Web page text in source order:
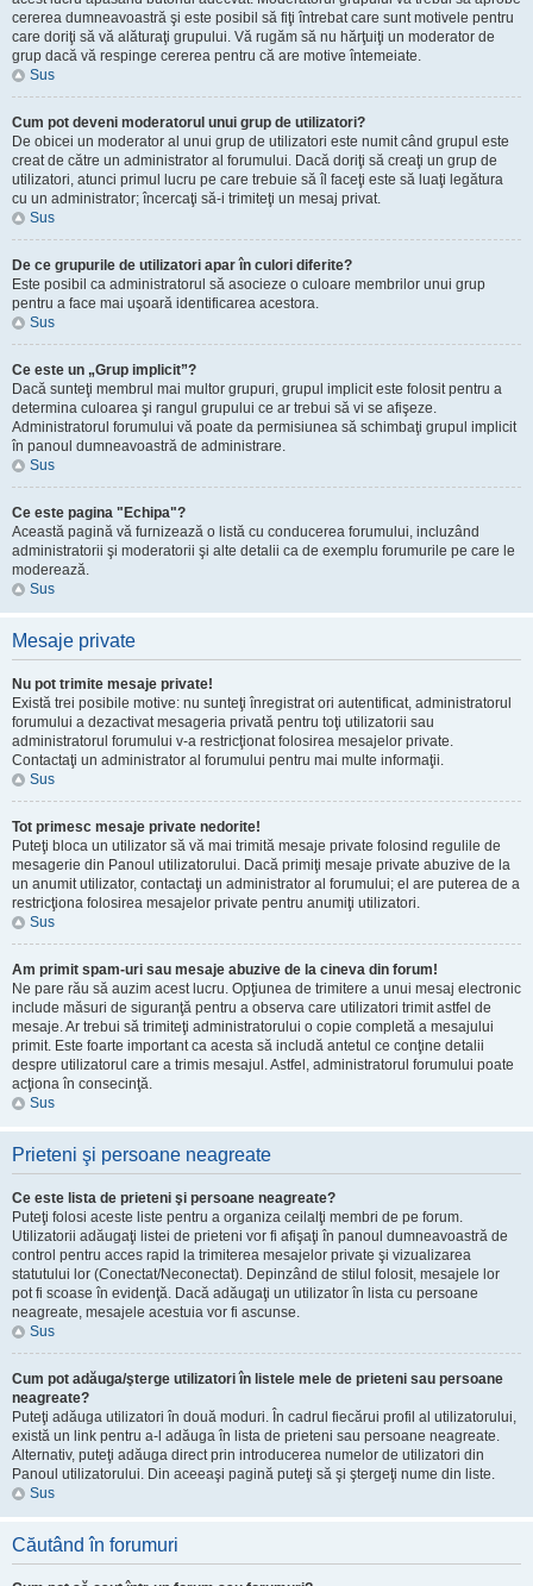
cererea dumneavoastră şi este posibil să fiţi întrebat care sunt motivele pentru
care doriţi să vă alăturaţi grupului. Vă rugăm să nu hărţuiţi un moderator de
grup dacă vă respinge cererea pentru că are motive întemeiate.
Sus
Cum pot deveni moderatorul unui grup de utilizatori?
De obicei un moderator al unui grup de utilizatori este numit când grupul este
creat de către un administrator al forumului. Dacă doriţi să creaţi un grup de
utilizatori, atunci primul lucru pe care trebuie să îl faceţi este să luaţi legătura
cu un administrator; încercaţi să-i trimiteţi un mesaj privat.
Sus
De ce grupurile de utilizatori apar în culori diferite?
Este posibil ca administratorul să asocieze o culoare membrilor unui grup
pentru a face mai uşoară identificarea acestora.
Sus
Ce este un „Grup implicit”?
Dacă sunteţi membrul mai multor grupuri, grupul implicit este folosit pentru a
determina culoarea şi rangul grupului ce ar trebui să vi se afişeze.
Administratorul forumului vă poate da permisiunea să schimbaţi grupul implicit
în panoul dumneavoastră de administrare.
Sus
Ce este pagina "Echipa"?
Această pagină vă furnizează o listă cu conducerea forumului, incluzând
administratorii şi moderatorii şi alte detalii ca de exemplu forumurile pe care le
moderează.
Sus
Mesaje private
Nu pot trimite mesaje private!
Există trei posibile motive: nu sunteţi înregistrat ori autentificat, administratorul
forumului a dezactivat mesageria privată pentru toţi utilizatorii sau
administratorul forumului v-a restricţionat folosirea mesajelor private.
Contactaţi un administrator al forumului pentru mai multe informaţii.
Sus
Tot primesc mesaje private nedorite!
Puteţi bloca un utilizator să vă mai trimită mesaje private folosind regulile de
mesagerie din Panoul utilizatorului. Dacă primiţi mesaje private abuzive de la
un anumit utilizator, contactaţi un administrator al forumului; el are puterea de a
restricţiona folosirea mesajelor private pentru anumiţi utilizatori.
Sus
Am primit spam-uri sau mesaje abuzive de la cineva din forum!
Ne pare rău să auzim acest lucru. Opţiunea de trimitere a unui mesaj electronic
include măsuri de siguranţă pentru a observa care utilizatori trimit astfel de
mesaje. Ar trebui să trimiteţi administratorului o copie completă a mesajului
primit. Este foarte important ca acesta să includă antetul ce conţine detalii
despre utilizatorul care a trimis mesajul. Astfel, administratorul forumului poate
acţiona în consecinţă.
Sus
Prieteni şi persoane neagreate
Ce este lista de prieteni şi persoane neagreate?
Puteţi folosi aceste liste pentru a organiza ceilalţi membri de pe forum.
Utilizatorii adăugaţi listei de prieteni vor fi afişaţi în panoul dumneavoastră de
control pentru acces rapid la trimiterea mesajelor private şi vizualizarea
statutului lor (Conectat/Neconectat). Depinzând de stilul folosit, mesajele lor
pot fi scoase în evidenţă. Dacă adăugaţi un utilizator în lista cu persoane
neagreate, mesajele acestuia vor fi ascunse.
Sus
Cum pot adăuga/şterge utilizatori în listele mele de prieteni sau persoane
neagreate?
Puteţi adăuga utilizatori în două moduri. În cadrul fiecărui profil al utilizatorului,
există un link pentru a-l adăuga în lista de prieteni sau persoane neagreate.
Alternativ, puteţi adăuga direct prin introducerea numelor de utilizatori din
Panoul utilizatorului. Din aceeaşi pagină puteţi să şi ştergeţi nume din liste.
Sus
Căutând în forumuri